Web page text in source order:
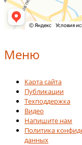
Меню
Карта сайта
Публикации
Техподдержка
Видео
Напишите нам
Политика
данных